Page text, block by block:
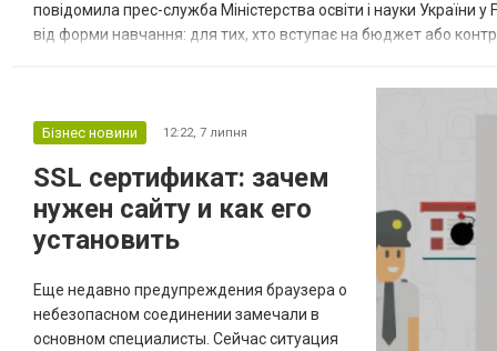
повідомила прес-служба Міністерства освіти і науки України
від форми навчання: для тих, хто вступає на бюджет або
Бізнес новини 12:22, 7 липня
SSL сертификат: зачем
нужен сайту и как его
установить
Еще недавно предупреждения браузера о
небезопасном соединении замечали в
основном специалисты. Сейчас ситуация